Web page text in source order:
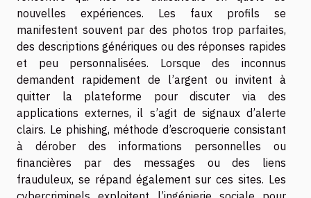
nouvelles expériences. Les faux profils se
manifestent souvent par des photos trop parfaites,
des descriptions génériques ou des réponses rapides
et peu personnalisées. Lorsque des inconnus
demandent rapidement de l’argent ou invitent à
quitter la plateforme pour discuter via des
applications externes, il s’agit de signaux d’alerte
clairs. Le phishing, méthode d’escroquerie consistant
à dérober des informations personnelles ou
financières par des messages ou des liens
frauduleux, se répand également sur ces sites. Les